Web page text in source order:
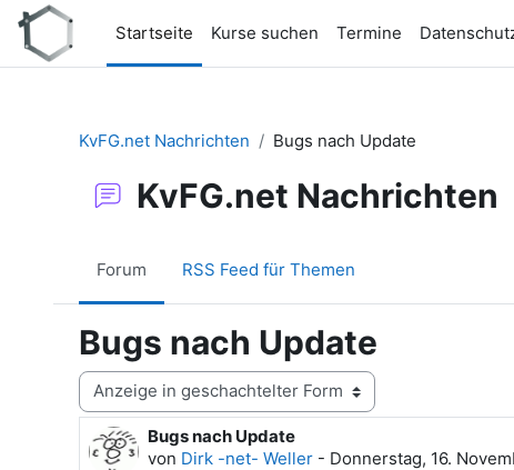
Zum Hauptinhalt
Startseite
Kurse suchen Termine
KvFG.net Nachrichten
Bugs nach Update
KvFG.net Nachrichten
Forum RSS Feed für Themen
Bugs nach Update
Anzeigemodus
Bugs nach Update
von Dirk -net- Weller - Donnerstag, 16.
Anzahl Antworten: 0